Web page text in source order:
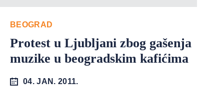
BEOGRAD
Protest u Ljubljani zbog gašenja
muzike u beogradskim kafićima
04. JAN. 2011.